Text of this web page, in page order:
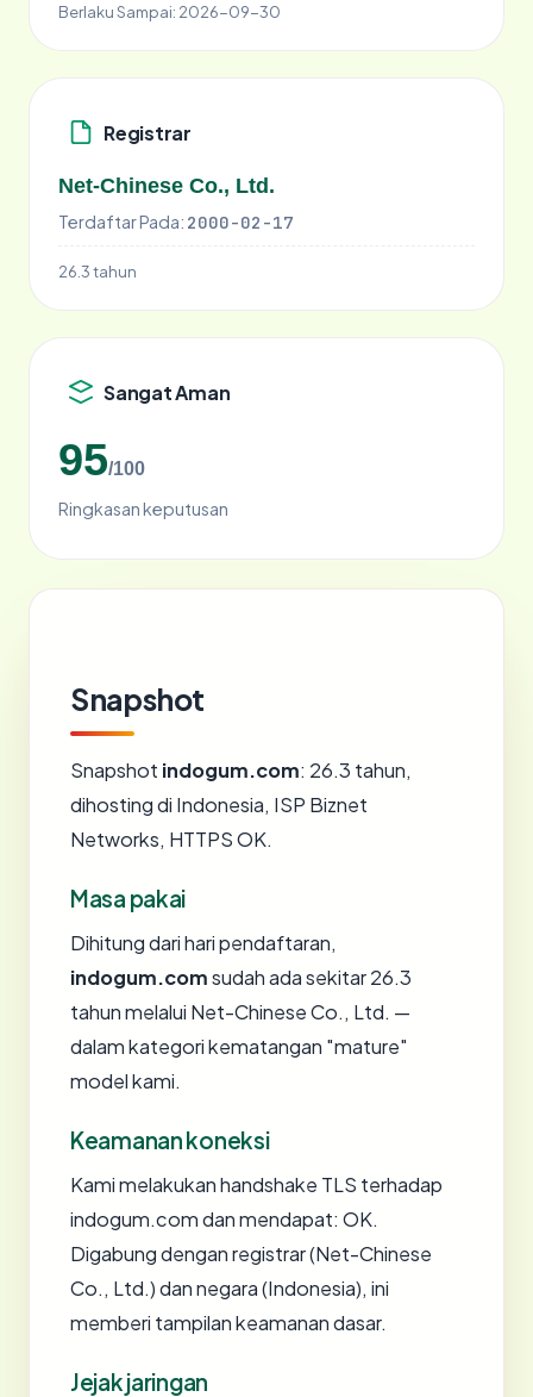
Berlaku Sampai: 2026-09-30
Registrar
Net-Chinese Co., Ltd.
Terdaftar Pada: 2000-02-17
26.3 tahun
Sangat Aman
95/100
Ringkasan keputusan
Snapshot
Snapshot indogum.com: 26.3 tahun,
dihosting di Indonesia, ISP Biznet
Networks, HTTPS OK.
Masa pakai
Dihitung dari hari pendaftaran,
indogum.comsudah ada sekitar 26.3
tahun melalui Net-Chinese Co., Ltd. —
dalam kategori kematangan "mature"
model kami.
Keamanan koneksi
Kami melakukan handshake TLS terhadap
indogum.com dan mendapat: OK.
Digabung dengan registrar (Net-Chinese
Co., Ltd.) dan negara (Indonesia), ini
memberi tampilan keamanan dasar.
Jejak jaringan